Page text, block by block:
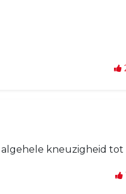
kneuzigheid tot